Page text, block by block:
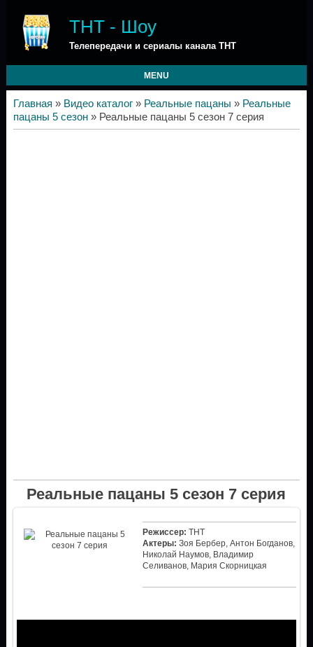
ТНТ - Шоу
Телепередачи и сериалы канала ТНТ
MENU
Главная » Видео каталог» Реальные пацаны » Реальные
пацаны 5 сезон» Реальные пацаны 5 сезон 7 серия
Реальные пацаны 5 сезон 7 серия
Режиссер: ТНТ
Актеры: Зоя Бербер, Антон Богданов,
Николай Наумов, Владимир
Селиванов, Мария Скорницкая